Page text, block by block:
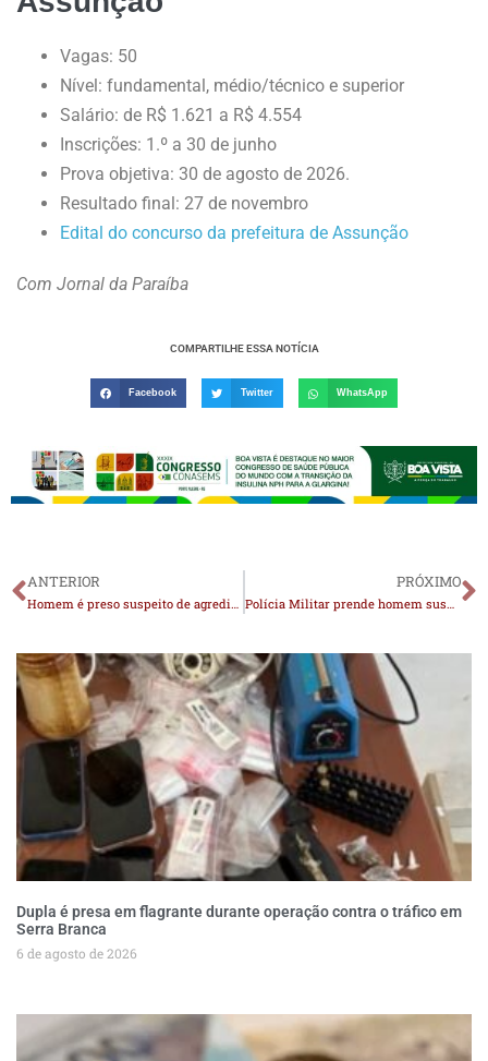
Vagas: 50
Nível: fundamental, médio/técnico e superior
Salário: de R$ 1.621 a R$ 4.554
Inscrições: 1.º a 30 de junho
Prova objetiva: 30 de agosto de 2026.
Resultado final: 27 de novembro
Edital do concurso da prefeitura de Assunção
Com Jornal da Paraíba
COMPARTILHE ESSA NOTÍCIA
Facebook Twitter WhatsApp
ANTERIOR
Homem é preso suspeito de agredir e fraturar braço de policial em festa de São João, na Paraíba
PRÓXIMO
Polícia Militar prende homem suspeito de violência doméstica em Monteiro
Dupla é presa em flagrante durante operação contra o tráfico em
Serra Branca
6 de agosto de 2026